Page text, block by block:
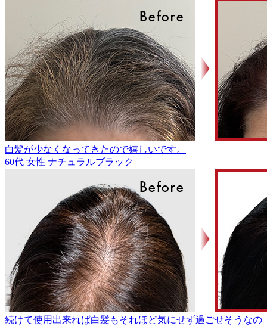
白髪が少なくなってきたので嬉しいです。
60代 女性 ナチュラルブラック
続けて使用出来れば白髪もそれほど気にせず過ごせそうなの